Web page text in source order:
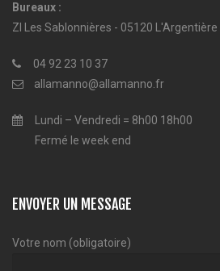
Bureaux :
ZI Les Sablonnières - 05120 L'Argentière
04 92 23 10 37
allamanno@allamanno.fr
Lundi – Vendredi = 8h00 18h00
Fermé le week end
ENVOYER UN MESSAGE
Votre nom (obligatoire)